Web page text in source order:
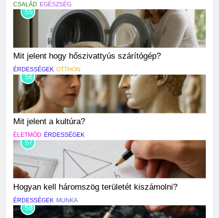
CSALÁD EGÉSZSÉG
55
Mit jelent hogy hőszivattyús szárítógép?
ÉRDESSÉGEK OTTHON
56
Mit jelent a kultúra?
ÉLETMÓD ÉRDESSÉGEK
57
Hogyan kell háromszög területét kiszámolni?
ÉRDESSÉGEK MUNKA
58